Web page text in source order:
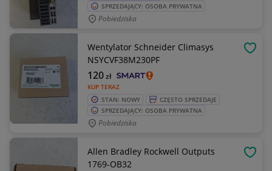
SPRZEDAJĄCY: OSOBA PRYWATNA
Pobiedziska
Wentylator Schneider Climasys
NSYCVF38M230PF
KUP TERAZ
120zł
STAN: NOWY
CZĘSTO SPRZEDAJE
SPRZEDAJĄCY: OSOBA PRYWATNA
Pobiedziska
Allen Bradley Rockwell Outputs
1769-OB32